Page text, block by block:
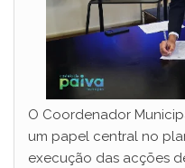
O Coordenador
um papel central no
execução das acções